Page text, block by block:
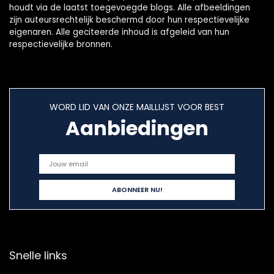
houdt via de laatst toegevoegde blogs. Alle afbeeldingen
zijn auteursrechtelijk beschermd door hun respectievelijke
eigenaren. Alle geciteerde inhoud is afgeleid van hun
respectievelijke bronnen.
WORD LID VAN ONZE MAILLIJST VOOR BEST
Aanbiedingen
Snelle links